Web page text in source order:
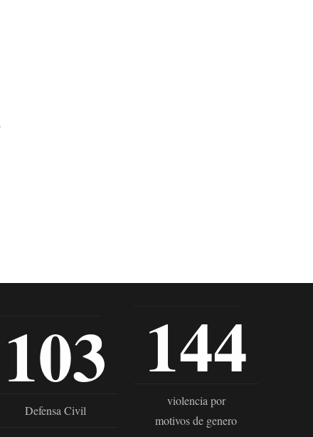
103
Defensa Civil
144
violencia por
motivos de genero